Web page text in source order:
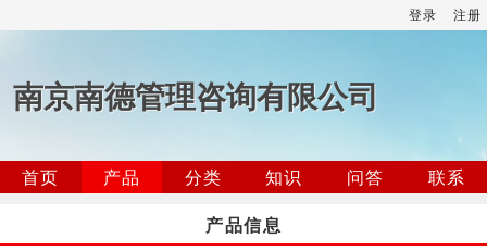
登录 注册
南京南德管理咨询有限公司
首页 产品 分类 知识 问答
联系
产品信息